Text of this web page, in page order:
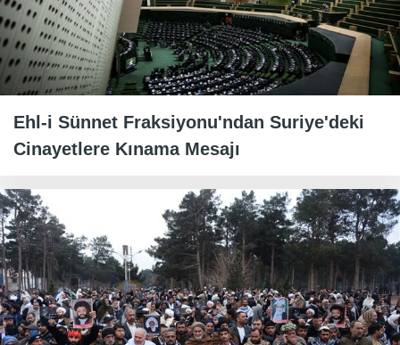
Ehl-i Sünnet Fraksiyonu'ndan Suriye'deki
Cinayetlere Kınama Mesajı